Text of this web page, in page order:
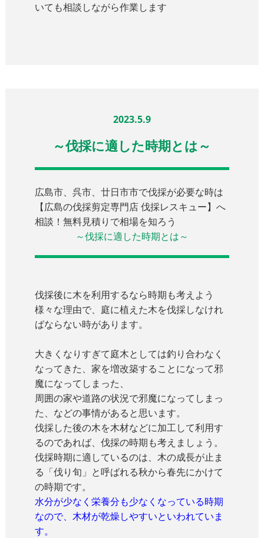
いても相談しながら作業します
2023.5.9
～伐採に適した時期とは～
広島市、呉市、廿日市市で伐採が必要な時は
【広島の伐採剪定専門店 伐採レスキュー】へ
相談！無料見積りで相場を知ろう
～伐採に適した時期とは～
伐採後に木を利用するなら時期も考えよう
様々な理由で、庭に植えた木を伐採しなけれ
ばならない時があります。
大きくなりすぎて庭木としては釣り合わなく
なってきた、家を増改築することになって邪
魔になってしまった、
周囲の家や道路の状況で邪魔になってしまっ
た、などの事情があると思います。
伐採した後の木を木材などに加工して利用す
るのであれば、伐採の時期も考えましょう。
伐採時期に適しているのは、木の成長が止ま
る「伐り旬」と呼ばれる秋から春先にかけて
の時期です。
水分が少なく栄養分も少なくなっている時期
なので、木材が乾燥しやすいといわれていま
す。